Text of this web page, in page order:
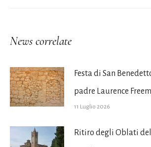
News correlate
Festa di San
padre Laurence
11 Luglio 2026
Ritiro degli Oblati